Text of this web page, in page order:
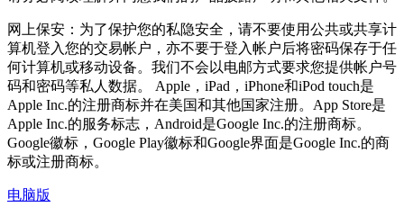
网上保安：为了保护您的私隐安全，请不要使用公共或共享计
算机登入您的交易帐户，亦不要于登入帐户后将密码保存于任
何计算机或移动设备。我们不会以电邮方式要求您提供帐户号
码和密码等私人数据。 Apple，iPad，iPhone和iPod touch是
Apple Inc.的注册商标并在美国和其他国家注册。App Store是
Apple Inc.的服务标志，Android是Google Inc.的注册商标。
Google徽标，Google Play徽标和Google界面是Google Inc.的商
标或注册商标。
电脑版